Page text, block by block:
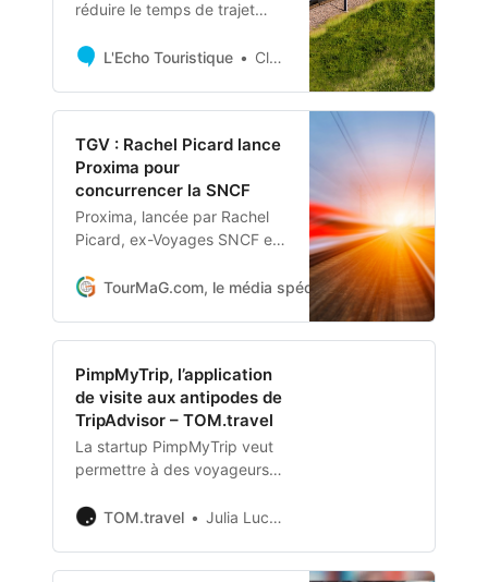
réduire le temps de trajet
moins de 3 h 30, et moins de
L'Echo Touristique Clément Peltier
TGV : Rachel Picard lance
Proxima pour
concurrencer la SNCF
Proxima, lancée par Rachel
Picard, ex-Voyages SNCF et
l’aérien et du ferroviaire,
un nouveau projet qui a
l’ambition de concurrencer la
SNCF sur les lignes grandes
vitesses. Alors que…
TourMaG.com, le média spécialiste du tourisme
PimpMyTrip, l’application
de visite aux antipodes de
TripAdvisor – TOM.travel
La startup PimpMyTrip veut
permettre à des voyageurs
d’adresses créés par des
TOM.travel Julia Luczak-Rougeaux